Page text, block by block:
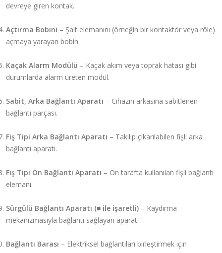
devreye giren kontak.
Açtırma Bobini – Şalt elemanını (örneğin bir kontaktör veya röle)
açmaya yarayan bobin.
Kaçak Alarm Modülü – Kaçak akım veya toprak hatası gibi
durumlarda alarm üreten modül.
Sabit, Arka Bağlantı Aparatı – Cihazın arkasına sabitlenen
bağlantı parçası.
Fiş Tipi Arka Bağlantı Aparatı – Takılıp çıkarılabilen fişli arka
bağlantı aparatı.
Fiş Tipi Ön Bağlantı Aparatı – Ön tarafta kullanılan fişli bağlantı
elemanı.
Sürgülü Bağlantı Aparatı (■ ile işaretli) – Kaydırma
mekanizmasıyla bağlantı sağlayan aparat.
Bağlantı Barası – Elektriksel bağlantıları birleştirmek için